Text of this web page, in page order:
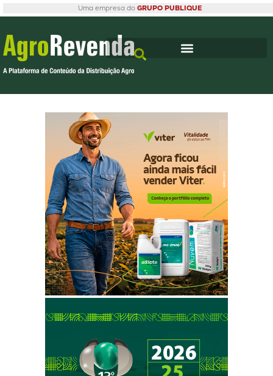
Uma empresa do GRUPO PUBLIQUE